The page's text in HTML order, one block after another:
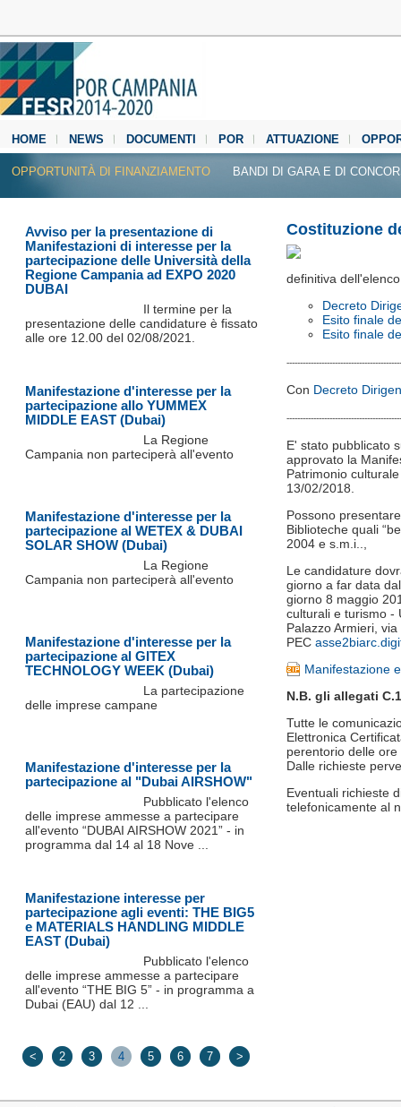
HOME NEWS DOCUMENTI POR ATTUAZIONE
MEDIA CENTER
OPPORTUNITÀ DI FINANZIAMENTO BANDI DI GARA E DI
Costituzione
definitiva
Decreto
Esito finale
Esito finale
Con Decreto
E' stato pubblicato
approvato la
Patrimonio
13/02/2018.
Possono
Biblioteche quali
2004 e s.m.i..,
Le candidature
giorno a far data
giorno 8 maggio
culturali e turismo -
Palazzo Armieri,
PEC
Manifestazione
N.B. gli allegati
Tutte le
Elettronica
perentorio delle
Dalle richieste
Eventuali richieste
telefonicamente al
Avviso per la presentazione di
Manifestazioni di interesse per la
partecipazione delle Università della
Regione Campania ad EXPO 2020
DUBAI
Il termine per la
presentazione delle candidature è fissato
alle ore 12.00 del 02/08/2021.
Manifestazione d'interesse per la
partecipazione allo YUMMEX
MIDDLE EAST (Dubai)
La Regione
Campania non parteciperà all'evento
Manifestazione d'interesse per la
partecipazione al WETEX & DUBAI
SOLAR SHOW (Dubai)
La Regione
Campania non parteciperà all'evento
Manifestazione d'interesse per la
partecipazione al GITEX
TECHNOLOGY WEEK (Dubai)
La partecipazione
delle imprese campane
Manifestazione d'interesse per la
partecipazione al "Dubai AIRSHOW"
Pubblicato l'elenco
delle imprese ammesse a partecipare
all'evento “DUBAI AIRSHOW 2021” - in
programma dal 14 al 18 Nove ...
Manifestazione interesse per
partecipazione agli eventi: THE BIG5
e MATERIALS HANDLING MIDDLE
EAST (Dubai)
Pubblicato l'elenco
delle imprese ammesse a partecipare
all'evento “THE BIG 5” - in programma a
Dubai (EAU) dal 12 ...
< 2 3 4 5 6 7 >